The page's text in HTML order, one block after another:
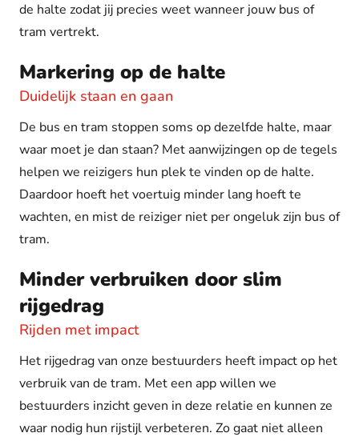
de halte zodat jij precies weet wanneer jouw bus of
tram vertrekt.
Markering op de halte
Duidelijk staan en gaan
De bus en tram stoppen soms op dezelfde halte, maar
waar moet je dan staan? Met aanwijzingen op de tegels
helpen we reizigers hun plek te vinden op de halte.
Daardoor hoeft het voertuig minder lang hoeft te
wachten, en mist de reiziger niet per ongeluk zijn bus of
tram.
Minder verbruiken door slim
rijgedrag
Rijden met impact
Het rijgedrag van onze bestuurders heeft impact op het
verbruik van de tram. Met een app willen we
bestuurders inzicht geven in deze relatie en kunnen ze
waar nodig hun rijstijl verbeteren. Zo gaat niet alleen